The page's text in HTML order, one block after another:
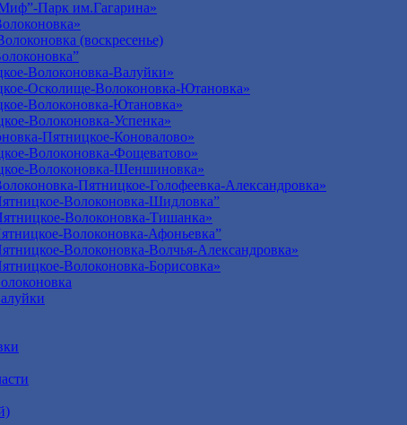
Парк им.Гагарина»
(воскресенье)
Волоконовка-Валуйки»
Осколище-Волоконовка-Ютановка»
Волоконовка-Ютановка»
Волоконовка-Успенка»
Пятницкое-Коновалово»
Волоконовка-Фощеватово»
Волоконовка-Шеншиновка»
Пятницкое-Голофеевка-Александровка»
Волоконовка-Шидловка”
Волоконовка-Тишанка»
Волоконовка-Афоньевка”
Волоконовка-Волчья-Александровка»
Волоконовка-Борисовка»